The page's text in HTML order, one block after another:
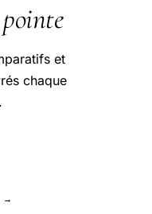
et
chaque
→